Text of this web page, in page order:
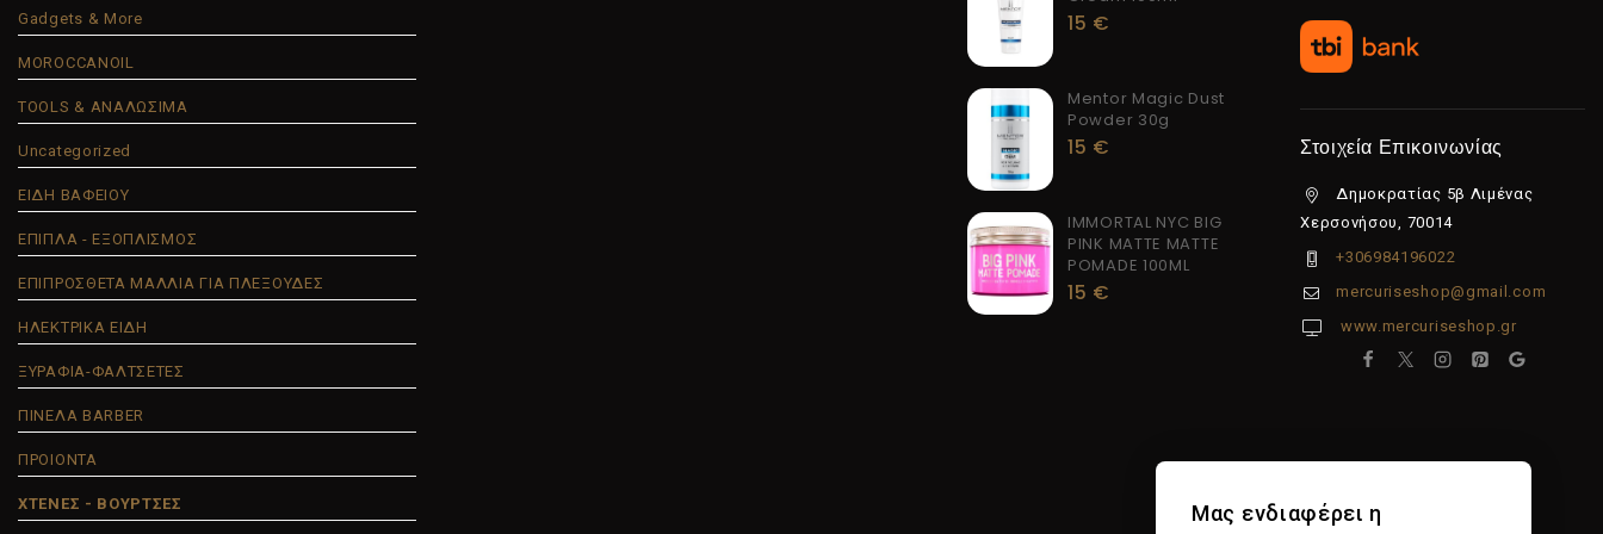
Gadgets & More
MOROCCANOIL
TOOLS & ΑΝΑΛΩΣΙΜΑ
Uncategorized
ΕΙΔΗ ΒΑΦΕΙΟΥ
ΕΠΙΠΛΑ - ΕΞΟΠΛΙΣΜΟΣ
ΕΠΙΠΡΟΣΘΕΤΑ ΜΑΛΛΙΑ ΓΙΑ ΠΛΕΞΟΥΔΕΣ
ΗΛΕΚΤΡΙΚΑ ΕΙΔΗ
ΞΥΡΑΦΙΑ-ΦΑΛΤΣΕΤΕΣ
ΠΙΝΕΛΑ BARBER
ΠΡΟΙΟΝΤΑ
ΧΤΕΝΕΣ - ΒΟΥΡΤΣΕΣ
15 €
Mentor Magic Dust
Powder 30g
15 €
IMMORTAL NYC BIG
PINK MATTE MATTE
POMADE 100ML
15 €
Στοιχεία Επικοινωνίας
Δημοκρατίας 5β Λιμένας
Χερσονήσου, 70014
+306984196022
mercuriseshop@gmail.com
www.mercuriseshop.gr
Μας ενδιαφέρει η